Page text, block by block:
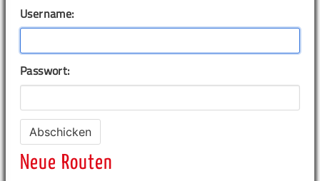
Username:
Passwort:
Neue Routen